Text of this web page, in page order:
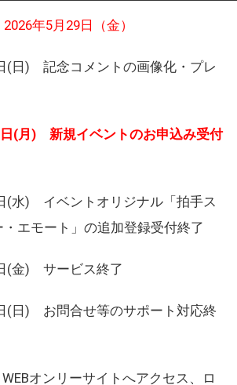
2026年5月29日（金）
(日) 記念コメントの画像化・プレ
(月) 新規イベントのお申込み受付
(水) イベントオリジナル「拍手ス
エモート」の追加登録受付終了
(金) サービス終了
(日) お問合せ等のサポート対応終
WEBオンリーサイトへアクセス、ロ